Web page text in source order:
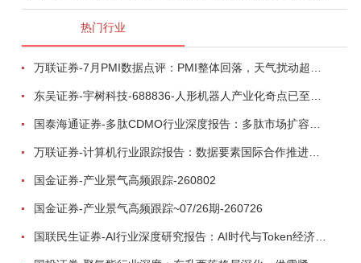
热门行业
万联证券-计算机行业跟踪报告：数据要素国际合作推进，国产大模型开源与应用能力持续突破-260804
国金证券-产业景气高频跟踪-260802
国金证券-产业景气高频跟踪~07/26期-260726
国联民生证券-AI行业深度研究报告：AI时代与Token经济，从技术符号到数字石油-260801